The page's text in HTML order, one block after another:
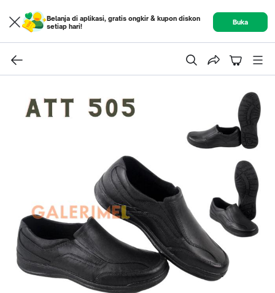
Belanja di aplikasi, gratis ongkir & kupon diskon
setiap hari!
Buka